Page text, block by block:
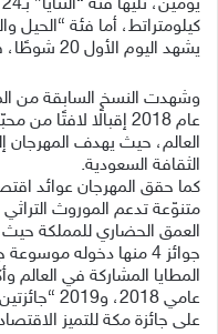
كيلومتراتط، أما فئة
يشهد اليوم الأول 20 شوطًا، فيما يقام في اليوم النهائي 4 أشواط .
وشهدت النسخ السابقة من
عام 2018 إقبالًا
العالم، حيث يهدف المهرجان
الثقافة السعودية.
كما حقق المهرجان عوائد
متنوّعة تدعم الموروث
جوائز 4 منها دخوله
المطايا المشاركة في
على جائزة مكة للتميز